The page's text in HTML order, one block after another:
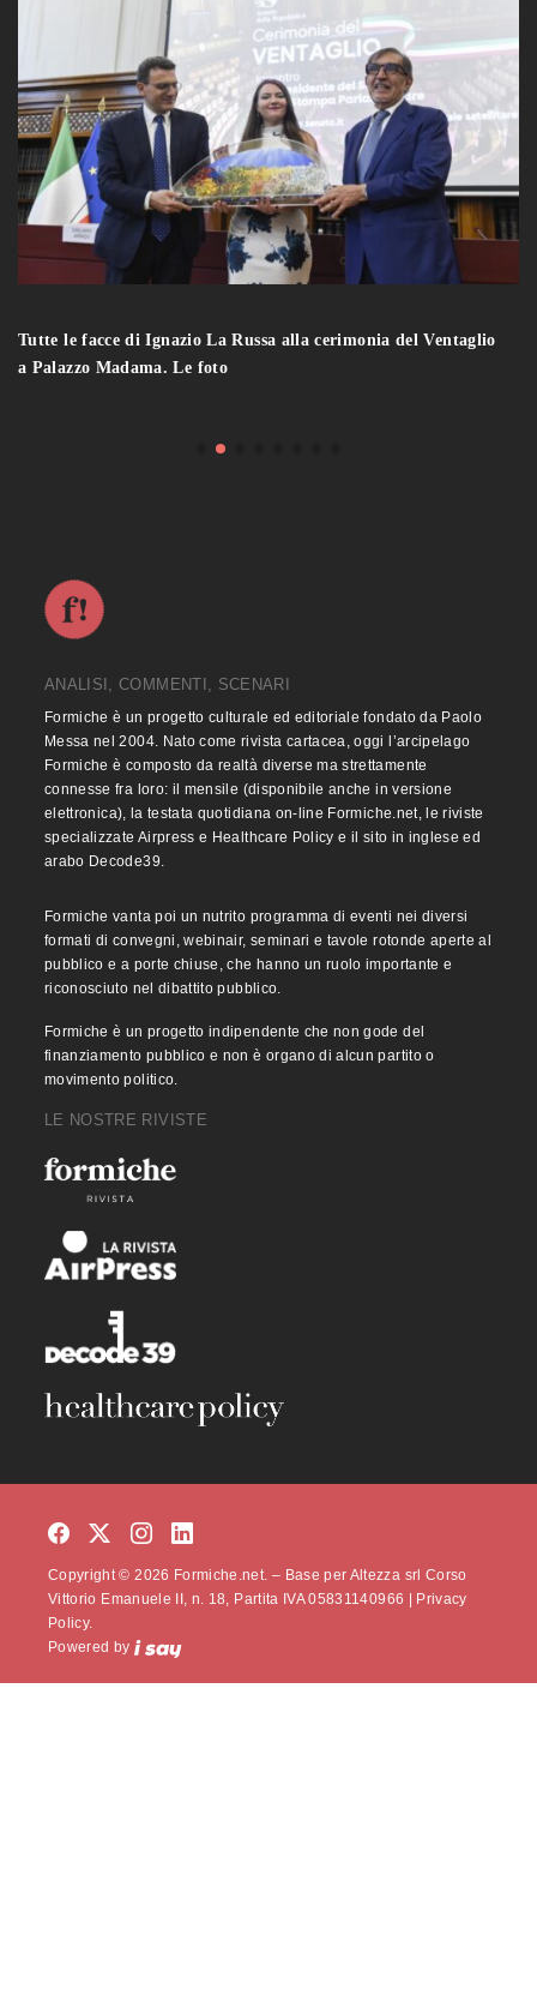
Tutte le facce di Ignazio La Russa alla cerimonia del Ventaglio
a Palazzo Madama. Le foto
ANALISI, COMMENTI, SCENARI
Formiche è un progetto culturale ed editoriale fondato da Paolo
Messa nel 2004. Nato come rivista cartacea, oggi l’arcipelago
Formiche è composto da realtà diverse ma strettamente
connesse fra loro: il mensile (disponibile anche in versione
elettronica), la testata quotidiana on-line Formiche.net, le riviste
specializzate Airpress e Healthcare Policy e il sito in inglese ed
arabo Decode39.
Formiche vanta poi un nutrito programma di eventi nei diversi
formati di convegni, webinair, seminari e tavole rotonde aperte al
pubblico e a porte chiuse, che hanno un ruolo importante e
riconosciuto nel dibattito pubblico.
Formiche è un progetto indipendente che non gode del
finanziamento pubblico e non è organo di alcun partito o
movimento politico.
LE NOSTRE RIVISTE
Copyright © 2026 Formiche.net. – Base per Altezza srl Corso
Vittorio Emanuele II, n. 18, Partita IVA 05831140966 |
Privacy
Policy.
Powered by